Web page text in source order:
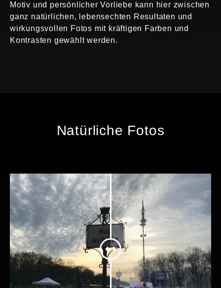
Motiv und persönlicher Vorliebe kann hier zwischen
ganz natürlichen, lebensechten Resultaten und
wirkungsvollen Fotos mit kräftigen Farben und
Kontrasten gewählt werden.
Natürliche Fotos